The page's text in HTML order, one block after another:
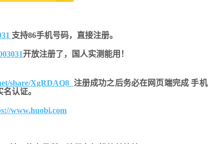
支持86手机号码，直接注册。
开放注册了，国人实测能用！
share/XgRDAQ8 注册成功之后务必在网页端完成 手
认证。
www.huobi.com